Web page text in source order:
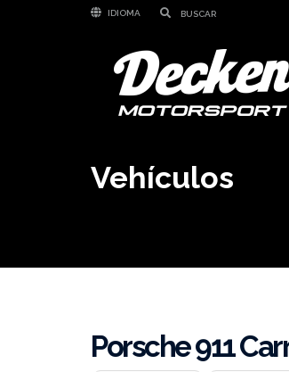
IDIOMA
Vehículos
Porsche 911